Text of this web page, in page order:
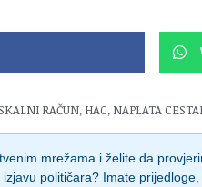
RAČUN, HAC, NAPLATA
mrežama i želite da
političara? Imate